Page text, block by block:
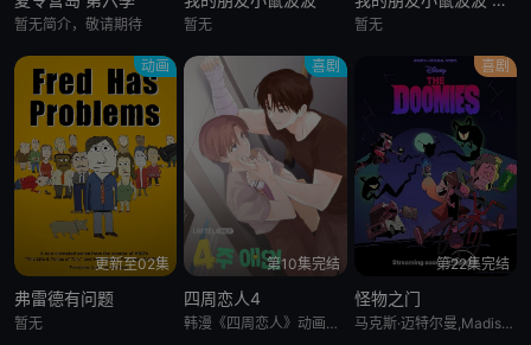
暂无简介，敬请期待 暂无 暂无
动画
更新至02集
弗雷德有问题
暂无
喜剧
第10集完结
四周恋人4
韩漫《四周恋人》动画化决定！
喜剧
第22集完结
怪物之门
马克斯·迈特尔曼,Madison Calderon,Noel Gibson,乔恩·贝利,泽赫拉·法扎勒